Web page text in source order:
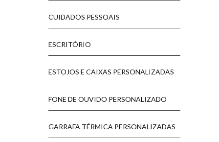
CUIDADOS PESSOAIS
ESCRITÓRIO
ESTOJOS E CAIXAS PERSONALIZADAS
FONE DE OUVIDO PERSONALIZADO
GARRAFA TÉRMICA PERSONALIZADAS